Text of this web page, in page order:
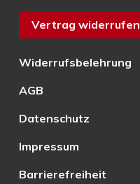
Vertrag widerrufen
Widerrufsbelehrung
AGB
Datenschutz
Impressum
Barrierefreiheit